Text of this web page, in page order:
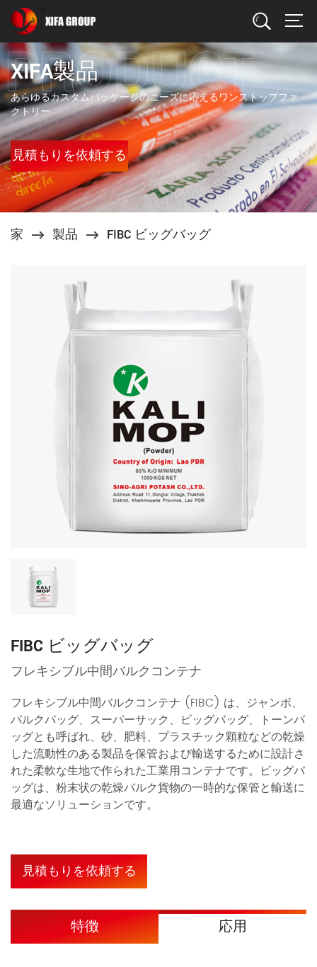
検索
XIFA製品
あらゆるカスタムパッケージのニーズに応えるワンストップファ
クトリー
見積もりを依頼する
家 製品 FIBC ビッグバッグ
FIBC ビッグバッグ
フレキシブル中間バルクコンテナ
フレキシブル中間バルクコンテナ (FIBC) は、ジャンボ、
バルクバッグ、スーパーサック、ビッグバッグ、トーンバ
ッグとも呼ばれ、砂、肥料、プラスチック顆粒などの乾燥
した流動性のある製品を保管および輸送するために設計さ
れた柔軟な生地で作られた工業用コンテナです。ビッグバ
ッグは、粉末状の乾燥バルク貨物の一時的な保管と輸送に
最適なソリューションです。
見積もりを依頼する
特徴 応用